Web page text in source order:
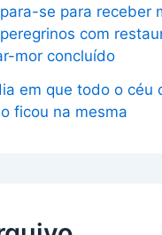
se para receber
com
mor concluído
em que todo o céu
ficou na mesma